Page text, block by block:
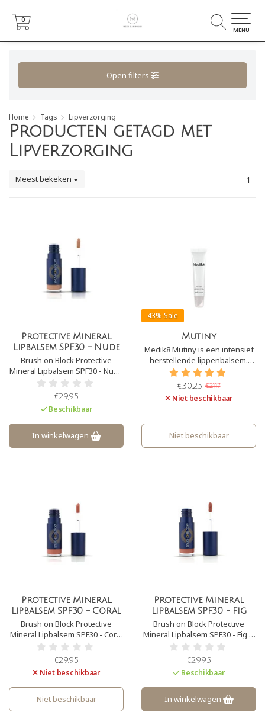
0
0
MENU
Open filters
Home Tags Lipverzorging
Producten getagd met
Lipverzorging
Meest bekeken 1
Protective Mineral
Lipbalsem SPF30 - Nude
Brush on Block Protective
Mineral Lipbalsem SPF30 - Nude
is een zachte lipbalsem met
zonbescherming. Deze
Lipbalsem bevat intensief
voedende ingrediënten die
beschadigde lippen snel
hersteld. Het biedt tevens
bescherming tegen UVA- en
€29,95
Beschikbaar
In winkelwagen
43% Sale
Mutiny
Medik8 Mutiny is een intensief
herstellende lippenbalsem.
Deze lipbalm geeft
onmiddellijke en langdurige
hydratatie om snel droge lippen
te verminderen.
€30,25 €21,17
Niet beschikbaar
Niet beschikbaar
Protective Mineral
Lipbalsem SPF30 - Coral
Brush on Block Protective
Mineral Lipbalsem SPF30 - Coral
is een zachte lipbalsem met
zonbescherming. Deze
Lipbalsem bevat intensief
voedende ingrediënten die
beschadigde lippen snel
hersteld. Het biedt tevens
bescherming tegen UVA- en
€29,95
Niet beschikbaar
Niet beschikbaar
Protective Mineral
Lipbalsem SPF30 - Fig
Brush on Block Protective
Mineral Lipbalsem SPF30 - Fig is
een zachte lipbalsem met
zonbescherming. Deze
Lipbalsem bevat intensief
voedende ingrediënten die
beschadigde lippen snel
hersteld. Het biedt tevens
bescherming tegen UVA- en
€29,95
Beschikbaar
In winkelwagen